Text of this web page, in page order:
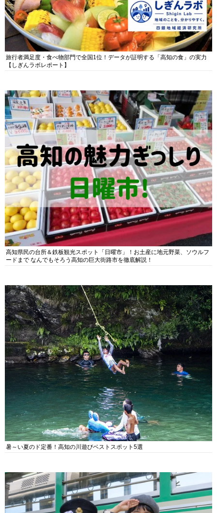
旅行者満足度・食べ物部門で全国1位！データが証明する「高知の食」の実力
【しぎんラボレポート】
高知県民の台所＆鉄板観光スポット「日曜市」！お土産に地元野菜、ソウルフ
ードまで なんでもそろう高知の巨大街路市を徹底解説！
暑～い夏のド定番！高知の川遊びベストスポット5選